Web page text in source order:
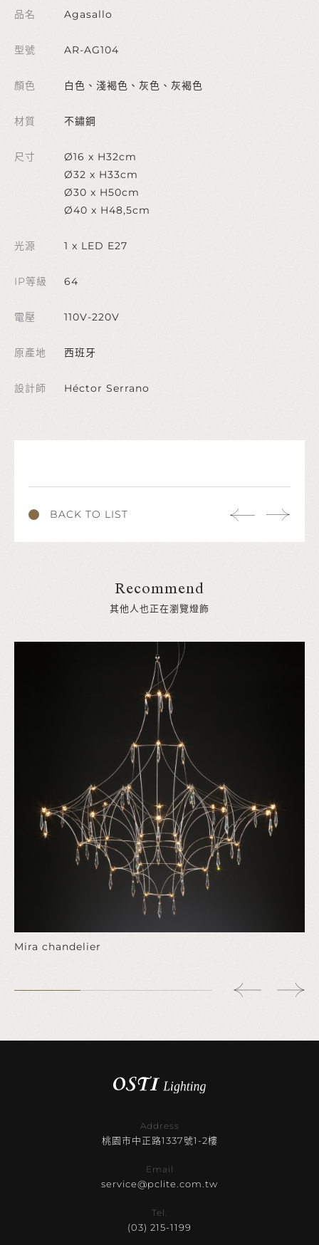
品名 Agasallo
型號 AR-AG104
顏色 白色、淺褐色、灰色、灰褐色
材質 不鏽鋼
尺寸
Ø16 x H32cm
Ø32 x H33cm
Ø30 x H50cm
Ø40 x H48,5cm
光源 1 x LED E27
IP等級 64
電壓 110V-220V
原產地 西班牙
設計師 Héctor Serrano
BACK TO LIST
Recommend
其他人也正在瀏覽燈飾
Mira chandelier
Address
桃園市中正路1337號1-2樓
Email
service@pclite.com.tw
Tel.
(03) 215-1199